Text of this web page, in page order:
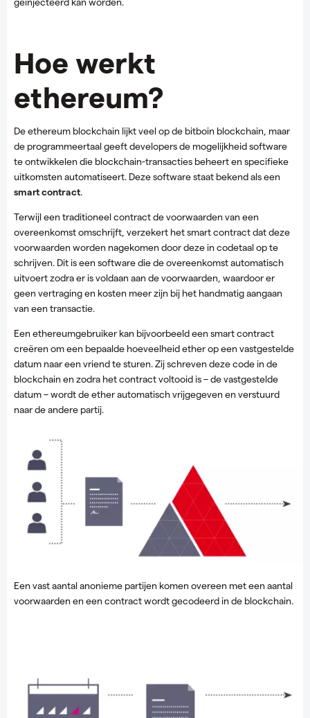
Hoe werkt
ethereum?
De ethereum blockchain lijkt veel op de bitboin blockchain, maar
de programmeertaal geeft developers de mogelijkheid software
te ontwikkelen die blockchain-transacties beheert en specifieke
uitkomsten automatiseert. Deze software staat bekend als een
smart contract.
Terwijl een traditioneel contract de voorwaarden van een
overeenkomst omschrijft, verzekert het smart contract dat deze
voorwaarden worden nagekomen door deze in codetaal op te
schrijven. Dit is een software die de overeenkomst automatisch
uitvoert zodra er is voldaan aan de voorwaarden, waardoor er
geen vertraging en kosten meer zijn bij het handmatig aangaan
van een transactie.
Een ethereumgebruiker kan bijvoorbeeld een smart contract
creëren om een bepaalde hoeveelheid ether op een vastgestelde
datum naar een vriend te sturen. Zij schreven deze code in de
blockchain en zodra het contract voltooid is – de vastgestelde
datum – wordt de ether automatisch vrijgegeven en verstuurd
naar de andere partij.
Een vast aantal anonieme partijen komen overeen met een aantal
voorwaarden en een contract wordt gecodeerd in de blockchain.